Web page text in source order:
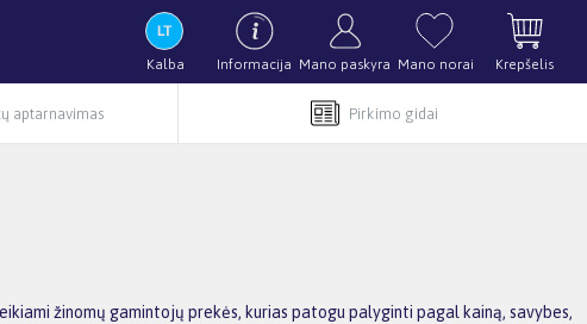
Kalba Informacija Mano paskyra Mano norai Krepšelis
aptarnavimas Pirkimo gidai
žinomų gamintojų prekės, kurias patogu palyginti pagal kainą, savybes,